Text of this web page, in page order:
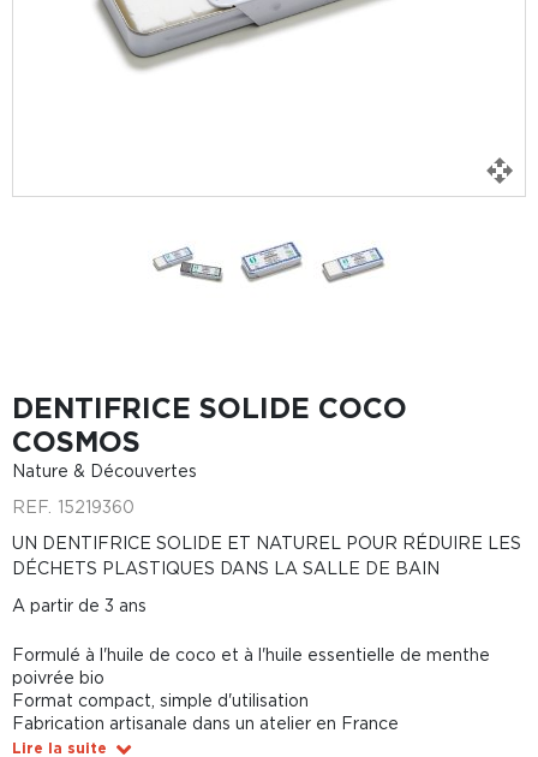
DENTIFRICE SOLIDE COCO
COSMOS
Nature & Découvertes
REF. 15219360
UN DENTIFRICE SOLIDE ET NATUREL POUR RÉDUIRE LES
DÉCHETS PLASTIQUES DANS LA SALLE DE BAIN
A partir de 3 ans
Formulé à l'huile de coco et à l'huile essentielle de menthe
poivrée bio
Format compact, simple d'utilisation
Fabrication artisanale dans un atelier en France
Lire la suite